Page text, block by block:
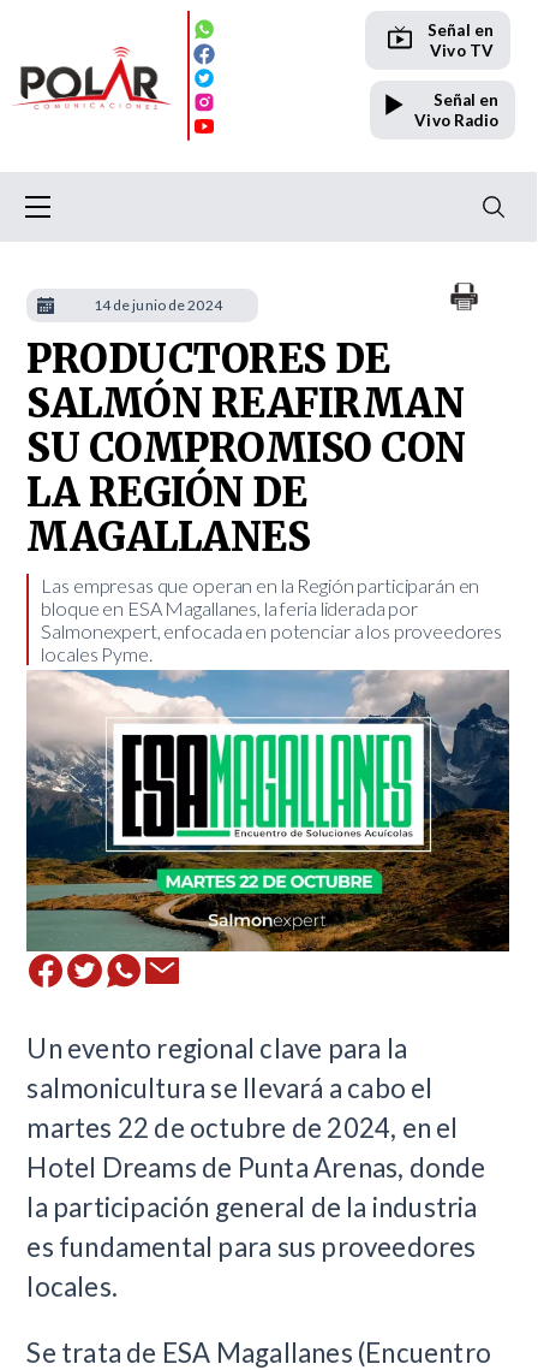
Señal en
Vivo TV
Señal en
Vivo Radio
PRODUCTORES DE
SALMÓN REAFIRMAN
SU COMPROMISO CON
LA REGIÓN DE
MAGALLANES
​Las empresas que operan en la Región participarán en
bloque en ESA Magallanes, la feria liderada por
Salmonexpert, enfocada en potenciar a los proveedores
locales Pyme.
Un evento regional clave para la
salmonicultura se llevará a cabo el
martes 22 de octubre de 2024, en el
Hotel Dreams de Punta Arenas, donde
la participación general de la industria
es fundamental para sus proveedores
locales.
Se trata de ESA Magallanes (Encuentro
14 de junio de 2024